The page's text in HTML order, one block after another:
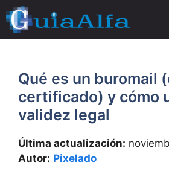
Saltar
al
contenido
Qué es un buromail
certificado) y cómo
validez legal
Última actualización:
Autor: Pixelado